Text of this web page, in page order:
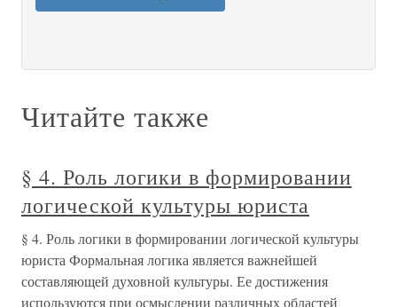
Читайте также
§ 4. Роль логики в формировании
логической культуры юриста
§ 4. Роль логики в формировании логической культуры
юриста Формальная логика является важнейшей
составляющей духовной культуры. Ее достижения
используются при осмыслении различных областей